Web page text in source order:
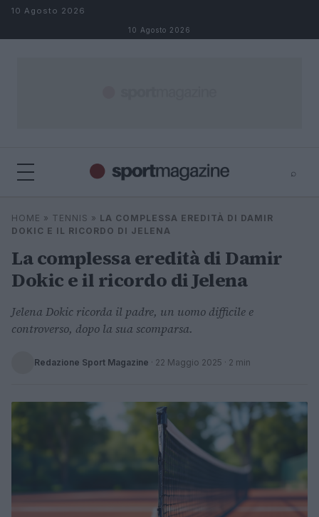
Salta al contenuto
10 Agosto 2026
10 Agosto 2026
⌕
Cerca
HOME » TENNIS » LA COMPLESSA EREDITÀ DI DAMIR
DOKIC E IL RICORDO DI JELENA
La complessa eredità di Damir
Dokic e il ricordo di Jelena
Jelena Dokic ricorda il padre, un uomo difficile e
controverso, dopo la sua scomparsa.
Redazione Sport Magazine · 22 Maggio 2025 · 2 min